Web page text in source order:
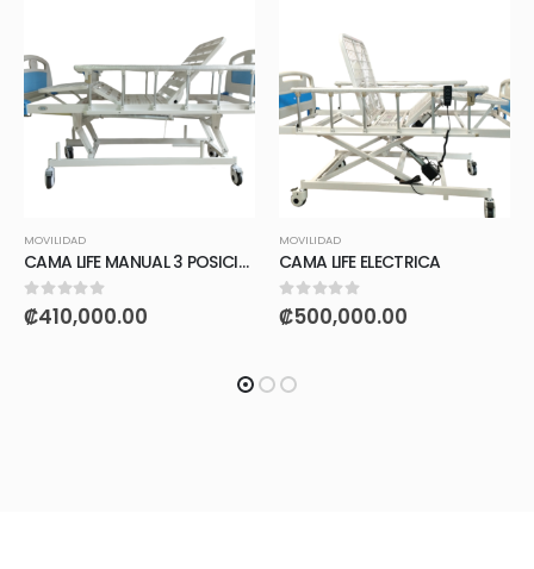
MOVILIDAD
CAMA LIFE MANUAL 3 POSICIONES
0out of 5
₡410,000.00
MOVILIDAD
CAMA LIFE ELECTRICA
0out of 5
₡500,000.00